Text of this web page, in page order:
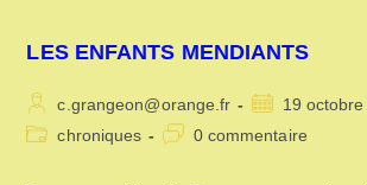
LES ENFANTS MENDIANTS
Auteur/autrice
de
c.grangeon@orange.fr
Publication
publiée :
19
Postchroniques
Commentaires
0 commentaire